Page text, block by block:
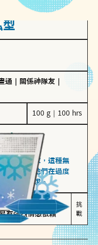
通 關係神隊友
100 g｜100 hrs
一半的需求，這種無
也可能讓他們在過度
真正的需求。
較難設立界線
有強烈情感依賴
挑
戰